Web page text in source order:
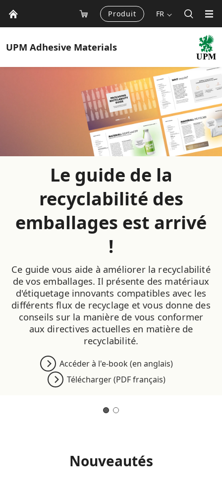
Produit FR
UPM Adhesive Materials
Le guide de la
recyclabilité des
emballages est arrivé
!
Ce guide vous aide à améliorer la recyclabilité
de vos emballages. Il présente des matériaux
d'étiquetage innovants compatibles avec les
différents flux de recyclage et vous donne des
conseils sur la manière de vous conformer
aux directives actuelles en matière de
recyclabilité.
Accéder à l'e-book (en anglais)
Télécharger (PDF français)
Nouveautés